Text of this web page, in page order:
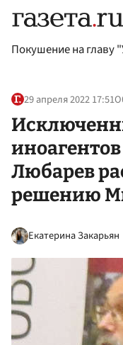
Покушение на главу
29 апреля 2022 17:51
Любарев
решению
Екатерина Закарьян